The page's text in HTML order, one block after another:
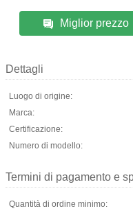
Miglior prezzo
Dettagli
Luogo di origine:
Marca:
Certificazione:
Numero di modello:
Termini di pagamento e
Quantità di ordine minimo: